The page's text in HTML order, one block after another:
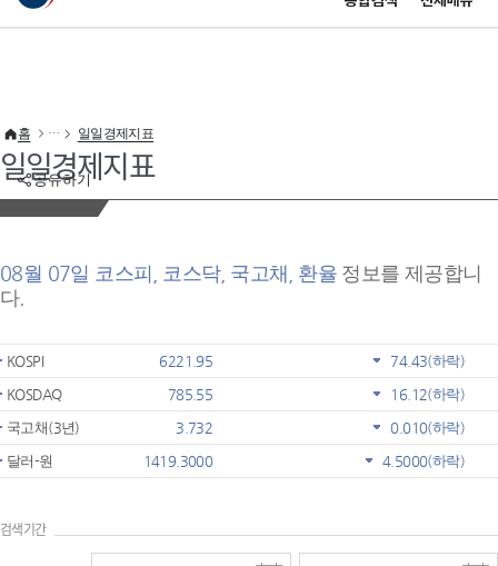
이 누리집은 대한민국 공식 전자정부 누리집입니다.
공유하기
홈 일일경제지표
일일경제지표
08월 07일 코스피, 코스닥, 국고채, 환율 정보를 제공합니
다.
KOSPI 6221.95 74.43(하락)
KOSDAQ
785.55 16.12(하락)
국고채(3년)
3.732 0.010(하락)
달러-원
1419.3000 4.5000(하락)
검색기간